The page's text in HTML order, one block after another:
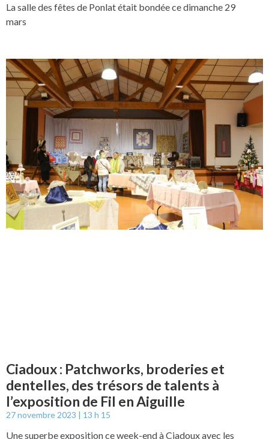
La salle des fêtes de Ponlat était bondée ce dimanche 29
mars
Ciadoux : Patchworks, broderies et
dentelles, des trésors de talents à
l’exposition de Fil en Aiguille
27 novembre 2023 13 h 15
Une superbe exposition ce week-end à Ciadoux avec les